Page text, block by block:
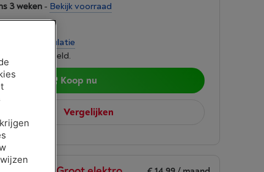
3 weken - Bekijk voorraad
Simulatie
kost ook geld.
Koop nu
Vergelijken